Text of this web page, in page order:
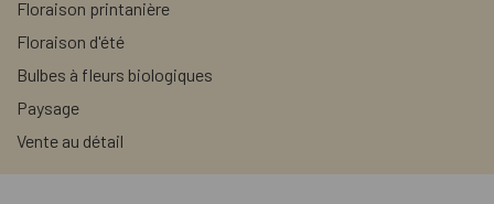
Floraison printanière
Floraison d'été
Bulbes à fleurs biologiques
Paysage
Vente au détail